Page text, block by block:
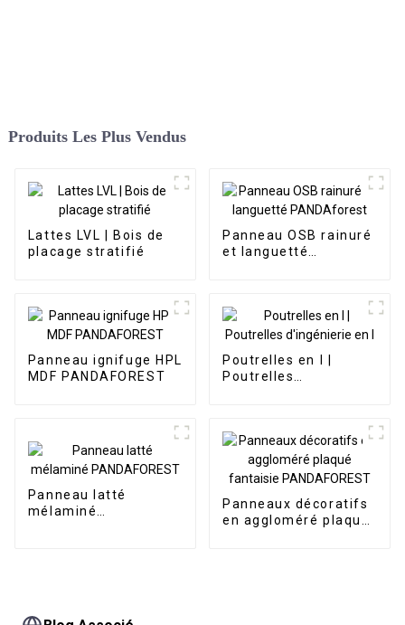
Produits Les Plus Vendus
Lattes LVL | Bois de
placage stratifié
Panneau OSB rainuré
et languetté
Panneau ignifuge HPL
MDF PANDAFOREST
Poutrelles en I |
Poutrelles
Panneau latté
mélaminé
Panneaux décoratifs
en aggloméré plaqué